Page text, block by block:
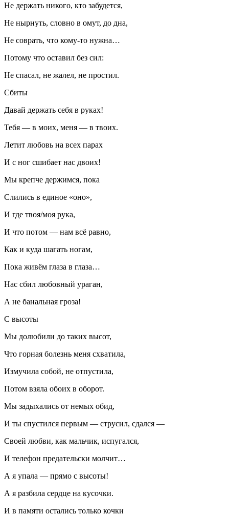
Не держать никого, кто забудется,
Не нырнуть, словно в омут, до дна,
Не соврать, что кому-то нужна…
Потому что оставил без сил:
Не спасал, не жалел, не простил.
Сбиты
Давай держать себя в руках!
Тебя — в моих, меня — в твоих.
Летит любовь на всех парах
И с ног сшибает нас двоих!
Мы крепче держимся, пока
Слились в единое «оно»,
И где твоя/моя рука,
И что потом — нам всё равно,
Как и куда шагать ногам,
Пока живём глаза в глаза…
Нас сбил любовный ураган,
А не банальная гроза!
С высоты
Мы долюбили до таких высот,
Что горная болезнь меня схватила,
Измучила собой, не отпустила,
Потом взяла обоих в оборот.
Мы задыхались от немых обид,
И ты спустился первым — струсил, сдался —
Своей любви, как мальчик, испугался,
И телефон предательски молчит…
А я упала — прямо с высоты!
А я разбила сердце на кусочки.
И в памяти остались только кочки